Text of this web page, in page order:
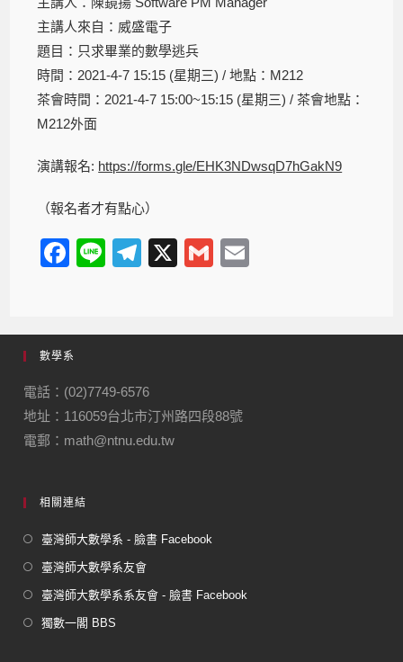
主講人來自：威盛電子
題目：只求畢業的數學逃兵
時間：2021-4-7 15:15 (星期三) / 地點：M212
茶會時間：2021-4-7 15:00~15:15 (星期三) / 茶會地點：
M212外面
演講報名: https://forms.gle/EHK3NDwsqD7hGakN9
（報名者才有點心）
F
e
b
o
o
k
Li
T
gr
m
X
G
數學系
電話：(02)7749-6576
地址：116059台北市汀州路四段88號
電郵：math@ntnu.edu.tw
相關連結
臺灣師大數學系 - 臉書 Facebook
臺灣師大數學系友會
臺灣師大數學系系友會 - 臉書 Facebook
獨數一閣 BBS